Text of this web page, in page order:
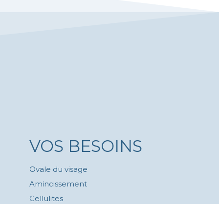
VOS BESOINS
Ovale du visage
Amincissement
Cellulites